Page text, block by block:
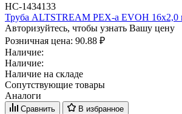
НС-1434133
Труба ALTSTREAM PEX-а EVOH 16х2,0
Авторизуйтесь, чтобы узнать Вашу цену
Розничная цена: 90.88 ₽
Наличие:
Наличие:
Наличие на складе
Сопутствующие товары
Аналоги
Сравнить В избранное